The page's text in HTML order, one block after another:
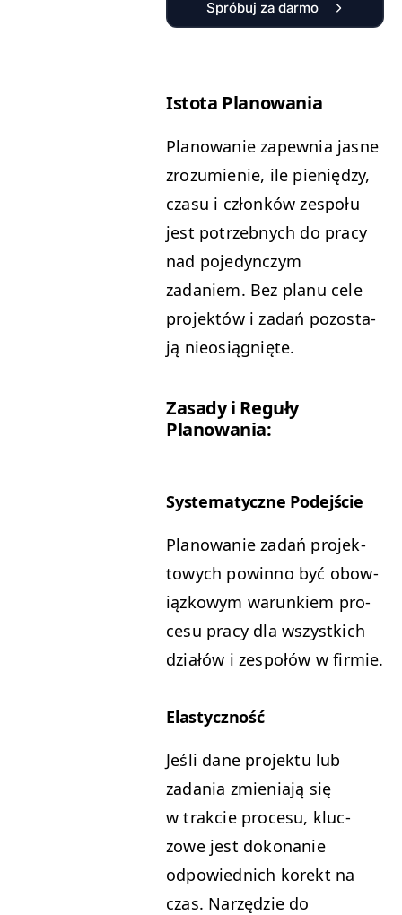
Spróbuj za darmo
Isto­ta Planowania
Planowanie zapew­nia jasne
zrozu­mie­nie, ile pieniędzy,
cza­su i członków zespołu
jest potrzeb­nych do pra­cy
nad poje­dynczym
zadaniem. Bez planu cele
pro­jek­tów i zadań pozosta­
ją nieosiągnięte.
Zasady i Reguły
Planowania:
Sys­tem­aty­czne Podejście
Planowanie zadań pro­jek­
towych powin­no być obow­
iązkowym warunk­iem pro­
ce­su pra­cy dla wszys­t­kich
dzi­ałów i zespołów w firmie.
Elastyczność
Jeśli dane pro­jek­tu lub
zada­nia zmieni­a­ją się
w trak­cie pro­ce­su, kluc­
zowe jest doko­nanie
odpowied­nich korekt na
czas. Narzędzie do